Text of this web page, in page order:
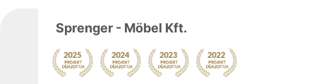
Sprenger - Möbel Kft.